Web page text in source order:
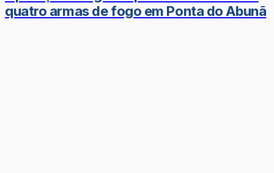
quatro armas de fogo em Ponta do Abunã